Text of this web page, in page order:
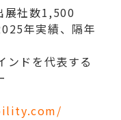
数1,500
年実績、隔年
表する